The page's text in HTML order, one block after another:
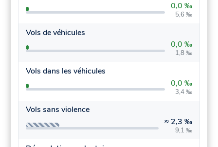
0,0 ‰
5,6 ‰
Vols de véhicules
0,0 ‰
1,8 ‰
Vols dans les véhicules
0,0 ‰
3,4 ‰
Vols sans violence
≈ 2,3 ‰
9,1 ‰